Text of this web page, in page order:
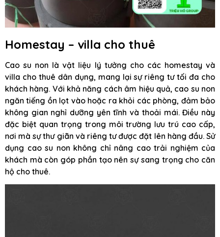
Homestay – villa cho thuê
Cao su non là vật liệu lý tưởng cho các homestay và
villa cho thuê dân dụng, mang lại sự riêng tư tối đa cho
khách hàng. Với khả năng cách âm hiệu quả, cao su non
ngăn tiếng ồn lọt vào hoặc ra khỏi các phòng, đảm bảo
không gian nghỉ dưỡng yên tĩnh và thoải mái. Điều này
đặc biệt quan trọng trong môi trường lưu trú cao cấp,
nơi mà sự thư giãn và riêng tư được đặt lên hàng đầu. Sử
dụng cao su non không chỉ nâng cao trải nghiệm của
khách mà còn góp phần tạo nên sự sang trọng cho căn
hộ cho thuê.